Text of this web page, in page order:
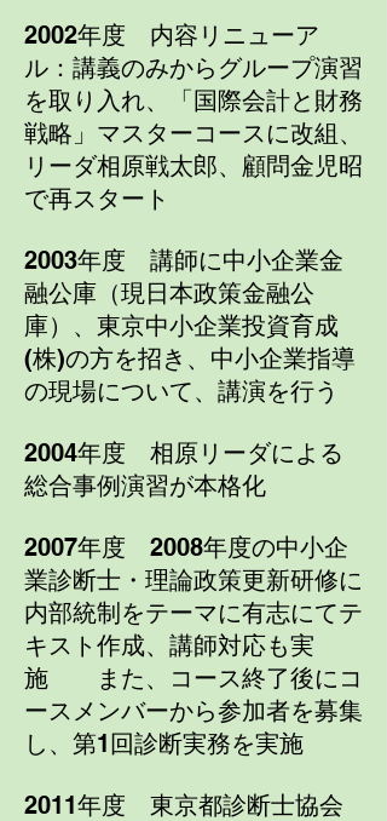
2002年度 内容リニューア
ル：講義のみからグループ演習
を取り入れ、「国際会計と財務
戦略」マスターコースに改組、
リーダ相原戦太郎、顧問金児昭
で再スタート
2003年度 講師に中小企業金
融公庫（現日本政策金融公
庫）、東京中小企業投資育成
(株)の方を招き、 中小企業指導
の現場について、講演を行う
2004年度 相原リーダによる
総合事例演習が本格化
2007年度 2008年度の中小企
業診断士・理論政策更新研修に
内部統制をテーマに有志にてテ
キスト作成、 講師対応も実
施 また、コース終了後にコ
ースメンバーから参加者を募集
し、第1回診断実務を実施
2011年度 東京都診断士協会